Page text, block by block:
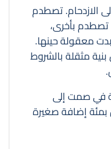
الازدحام. تصطدم
بأخرى،
معقولة حينها.
مثقلة بالشروط
في صمت إلى
بمئة إضافة صغيرة